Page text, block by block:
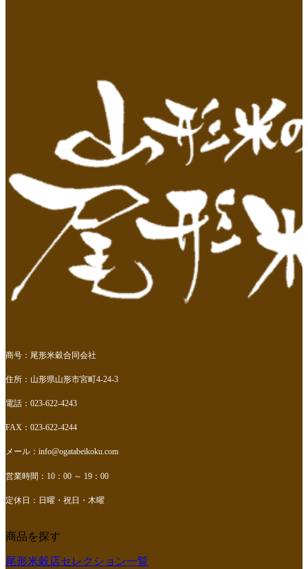
商号：尾形米穀合同会社
住所：山形県山形市宮町4-24-3
電話：023-622-4243
FAX：023-622-4244
メール： info@ogatabeikoku.com
営業時間：10：00 ～ 19：00
定休日：日曜・祝日・木曜
商品を探す
尾形米穀店セレクション一覧